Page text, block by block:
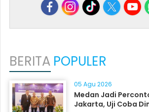
BERITA POPULER
05 Agu 2026
Medan Jadi
Jakarta, Uji Coba